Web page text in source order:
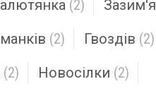
(2) Зазим'я
(2) Гвоздів (2)
(2) Новосілки (2)